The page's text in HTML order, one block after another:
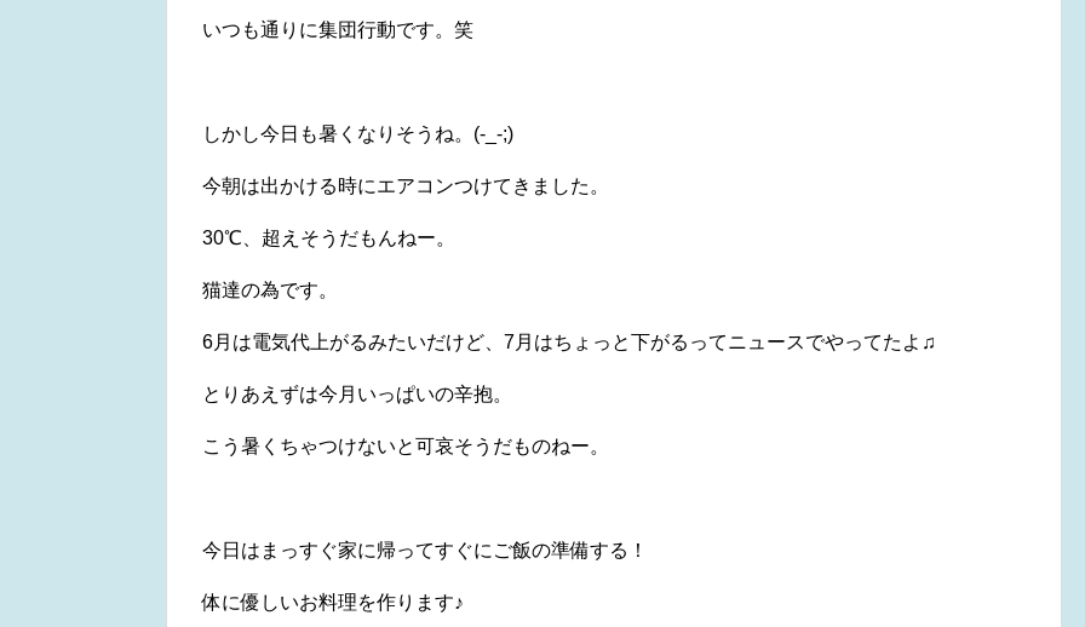
いつも通りに集団行動です。笑
しかし今日も暑くなりそうね。(-_-;)
今朝は出かける時にエアコンつけてきました。
30℃、超えそうだもんねー。
猫達の為です。
6月は電気代上がるみたいだけど、7月はちょっと下がるってニュースでやってたよ♫
とりあえずは今月いっぱいの辛抱。
こう暑くちゃつけないと可哀そうだものねー。
今日はまっすぐ家に帰ってすぐにご飯の準備する！
体に優しいお料理を作ります♪